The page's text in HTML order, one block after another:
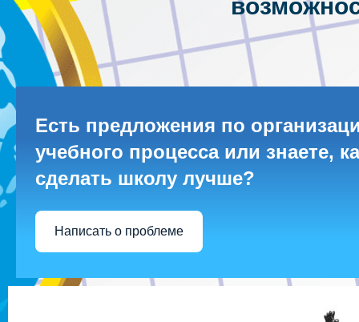
Есть предложения по
учебного процесса или знаете,
сделать школу лучше?
Написать о проблеме